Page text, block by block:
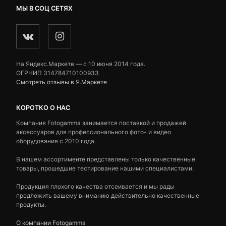
МЫ В СОЦ СЕТЯХ
На Яндекс.Маркете — c 10 июня 2014 года.
ОГРНИП 314784710100933
Смотреть отзывы в Я.Маркете
КОРОТКО О НАС
Компания Fotogamma занимается поставкой и продажей
аксессуаров для профессионального фото- и видео
оборудования с 2010 года.
В нашем ассортименте представлены только качественные
товары, прошедшие тестирование нашими специалистами.
Продукция плохого качества отсеивается и мы рады
предложить вашему вниманию действительно качественные
продукты.
О компании Fotogamma